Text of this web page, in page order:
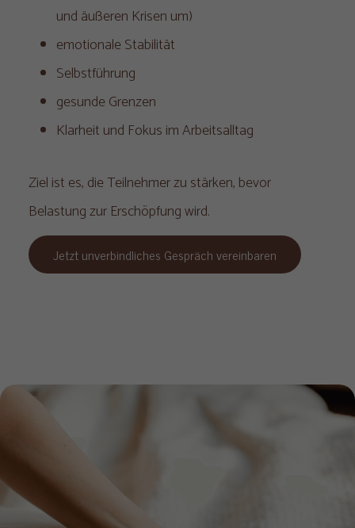
und äußeren Krisen um)
emotionale Stabilität
Selbstführung
gesunde Grenzen
Klarheit und Fokus im Arbeitsalltag
Ziel ist es, die Teilnehmer zu stärken, bevor
Belastung zur Erschöpfung wird.
Jetzt unverbindliches Gespräch vereinbaren